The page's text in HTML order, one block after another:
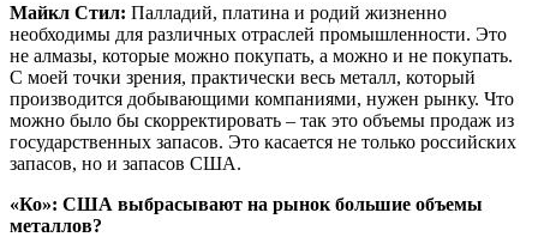
Майкл Стил: Палладий, платина и родий жизненно
необходимы для различных отраслей промышленности. Это
не алмазы, которые можно покупать, а можно и не покупать.
С моей точки зрения, практически весь металл, который
производится добывающими компаниями, нужен рынку. Что
можно было бы скорректировать – так это объемы продаж из
государственных запасов. Это касается не только российских
запасов, но и запасов США.
«Ко»: США выбрасывают на рынок большие объемы
металлов?